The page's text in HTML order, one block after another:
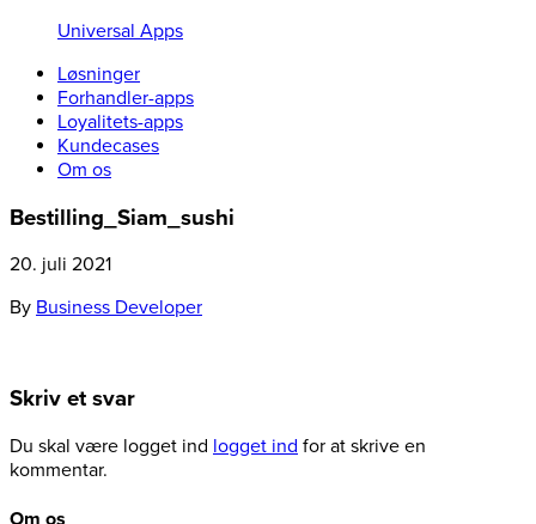
Universal Apps
Løsninger
Forhandler-apps
Loyalitets-apps
Kundecases
Om os
Bestilling_Siam_sushi
20. juli 2021
By Business Developer
Skriv et svar
Du skal være logget ind logget ind for at skrive en
kommentar.